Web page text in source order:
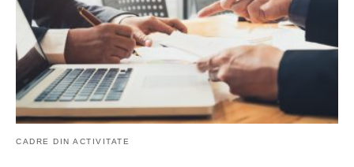
CADRE DIN ACTIVITATE